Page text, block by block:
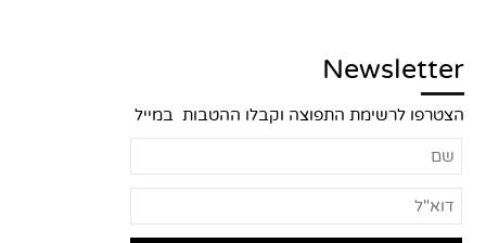
Newsletter
הצטרפו לרשימת התפוצה וקבלו ההטבות במייל